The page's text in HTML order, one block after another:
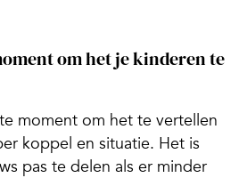
om het je kinderen te
moment om het te vertellen
koppel en situatie. Het is
pas te delen als er minder